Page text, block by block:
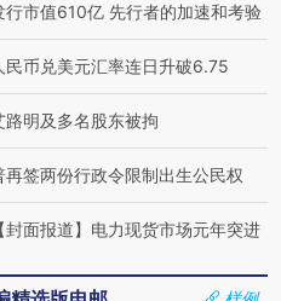
行市值610亿 先行者的加速和考验
民币兑美元汇率连日升破6.75
路明及多名股东被拘
再签两份行政令限制出生公民权
【封面报道】电力现货市场元年突进